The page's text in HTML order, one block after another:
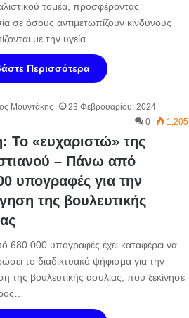
τομέα, προσφέροντας
σε όσους αντιμετωπίζουν κινδύνους
με την υγεία…
Περισσότερα
Μουντάκης
23 Φεβρουαρίου, 2024
0
1,205
Το «ευχαριστώ» της
– Πάνω από
υπογραφές για την
της βουλευτικής
680.000 υπογραφές έχει καταφέρει να
το διαδικτυακό ψήφισμα για την
της βουλευτικής ασυλίας, που ξεκίνησε